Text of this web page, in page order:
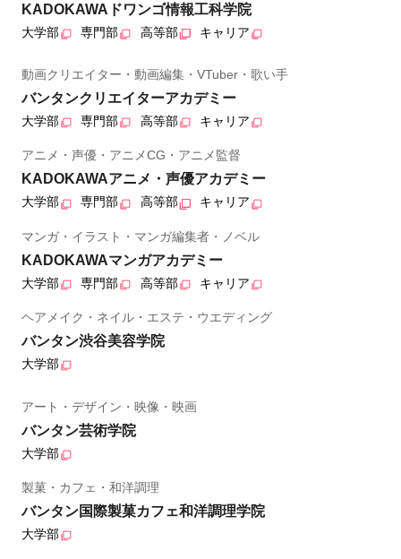
KADOKAWAドワンゴ情報工科学院
大学部 専門部 高等部 キャリア
動画クリエイター・動画編集・VTuber・歌い手
バンタンクリエイターアカデミー
大学部 専門部 高等部 キャリア
アニメ・声優・アニメCG・アニメ監督
KADOKAWAアニメ・声優アカデミー
大学部 専門部 高等部 キャリア
マンガ・イラスト・マンガ編集者・ノベル
KADOKAWAマンガアカデミー
大学部 専門部 高等部 キャリア
ヘアメイク・ネイル・エステ・ウエディング
バンタン渋谷美容学院
大学部
アート・デザイン・映像・映画
バンタン芸術学院
大学部
製菓・カフェ・和洋調理
バンタン国際製菓カフェ和洋調理学院
大学部